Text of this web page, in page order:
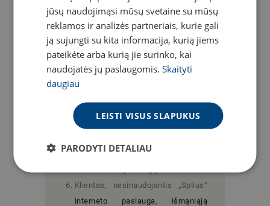
pasirašius terminuotą paslaugų
sutartį, taikoma 100% nuolaida
paslaugos administravimo
mokesčiui.
Klientui akcijos laikotarpiu
sutartis, taikoma 100% nuolaida
administravimo mokesčiui. Mėnesio
Akcija negalioja klientui, kuris jau
Klientas, nesinaudojantis „Splius“
interneto paslauga
išmąniąją
jūsų naudojimąsi mūsų svetaine su mūsų
reklamos ir analizės partneriais, kurie gali
ją sujungti su kita informacija, kurią jiems
pateikėte arba kurią jie surinko, kai
naudojatės jų paslaugomis. Skaityti
daugiau
LEISTI VISUS SLAPUKUS
PARODYTI DETALIAU